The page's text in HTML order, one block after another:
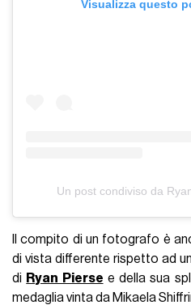
Visualizza questo
Un post condiviso da
Il compito di un fotografo è
di vista differente rispetto ad
di Ryan Pierse e della sua
medaglia vinta da Mikaela